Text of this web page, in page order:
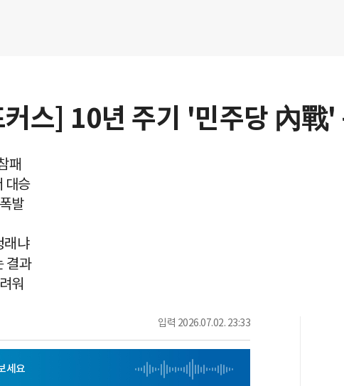
커스] 10년 주기 '민주당 內戰'
패
대승
발
래냐
결과
워
입력 2026.07.02. 23:33